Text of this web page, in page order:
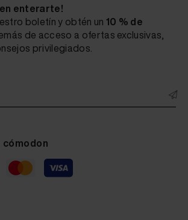
ITALIA Suave 1513 Testa di Mor
enterarte!
boletín y obtén un 10 % de
de acceso a ofertas exclusivas,
privilegiados.